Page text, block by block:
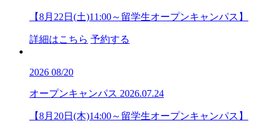
【8月22日(土)11:00～留学生オープンキャンパス】
詳細はこちら 予約する
2026 08/20
オープンキャンパス 2026.07.24
【8月20日(木)14:00～留学生オープンキャンパス】